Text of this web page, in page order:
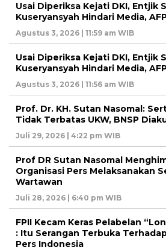
Usai Diperiksa Kejati DKI, Entjik
Kuseryansyah Hindari Media,
Agustus 3, 2026 | 11:59 am WIB
Usai Diperiksa Kejati DKI, Entjik
Kuseryansyah Hindari Media,
Agustus 3, 2026 | 11:56 am WIB
Prof. Dr. KH. Sutan Nasomal:
Tidak Terbatas UKW, BNSP
Juli 29, 2026 | 4:22 pm WIB
Prof DR Sutan Nasomal
Organisasi Pers Melaksanakan
Wartawan
Juli 28, 2026 | 6:40 pm WIB
FPII Kecam Keras Pelabelan
: Itu Serangan Terbuka
Pers Indonesia